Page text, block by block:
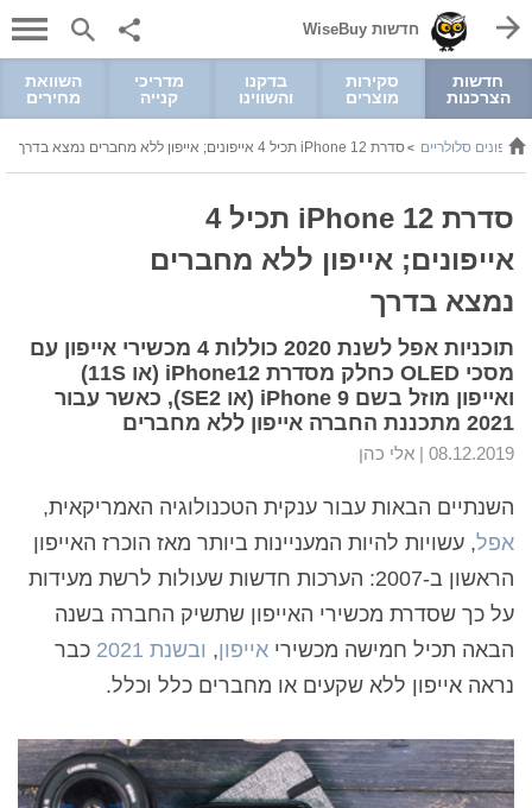
חדשות WiseBuy
חדשות
הצרכנות
סקירות
מוצרים
בדקנו
והשווינו
מדריכי
קנייה
השוואת
מחירים
>טלפונים סלולריים >סדרת iPhone 12 תכיל 4 אייפונים; אייפון ללא מחברים נמצא בדרך
סדרת iPhone 12 תכיל 4
אייפונים; אייפון ללא מחברים
נמצא בדרך
תוכניות אפל לשנת 2020 כוללות 4 מכשירי אייפון עם
מסכי OLED כחלק מסדרת iPhone12 (או 11S)
ואייפון מוזל בשם iPhone 9 (או SE2), כאשר עבור
2021 מתכננת החברה אייפון ללא מחברים
08.12.2019 | אלי כהן
השנתיים הבאות עבור ענקית הטכנולוגיה האמריקאית,
אפל, עשויות להיות המעניינות ביותר מאז הוכרז האייפון
הראשון ב-2007: הערכות חדשות שעולות לרשת מעידות
על כך שסדרת מכשירי האייפון שתשיק החברה בשנה
הבאה תכיל חמישה מכשירי אייפון, ובשנת 2021
כבר
נראה אייפון ללא שקעים או מחברים כלל וכלל.